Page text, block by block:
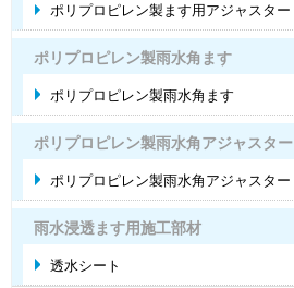
ポリプロピレン製ます用アジャスター
ポリプロピレン製雨水角ます
ポリプロピレン製雨水角ます
ポリプロピレン製雨水角アジャスター
ポリプロピレン製雨水角アジャスター
雨水浸透ます用施工部材
透水シート